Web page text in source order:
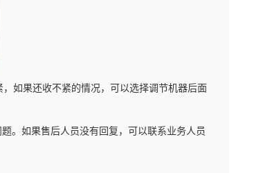
如果还收不紧的情况，可以选择调节机器后面
。如果售后人员没有回复，可以联系业务人员